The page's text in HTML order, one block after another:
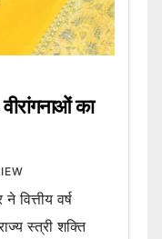
का
वित्तीय वर्ष
स्त्री शक्ति